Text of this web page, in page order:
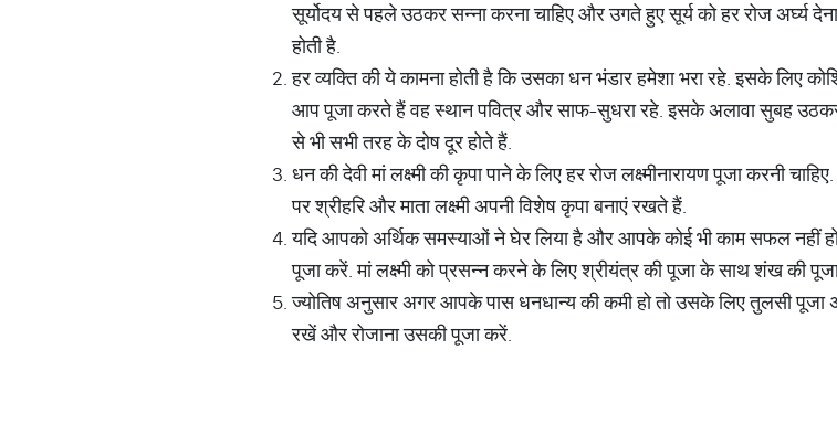
सूर्योदय से पहले उठकर सन्ना करना चाहिए और उगते हुए सूर्य को हर रोज अर्घ्य
होती है.
हर व्यक्ति की ये कामना होती है कि उसका धन भंडार हमेशा भरा रहे. इसके लिए
आप पूजा करते हैं वह स्थान पवित्र और साफ-सुधरा रहे. इसके अलावा सुबह उठकर
से भी सभी तरह के दोष दूर होते हैं.
धन की देवी मां लक्ष्मी की कृपा पाने के लिए हर रोज लक्ष्मीनारायण पूजा करनी
पर श्रीहरि और माता लक्ष्मी अपनी विशेष कृपा बनाएं रखते हैं.
यदि आपको अर्थिक समस्याओं ने घेर लिया है और आपके कोई भी काम सफल नहीं
पूजा करें. मां लक्ष्मी को प्रसन्न करने के लिए श्रीयंत्र की पूजा के साथ शंख की पूजा
ज्योतिष अनुसार अगर आपके पास धनधान्य की कमी हो तो उसके लिए तुलसी पूजा
रखें और रोजाना उसकी पूजा करें.